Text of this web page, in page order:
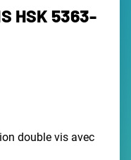
HSK 5363-
double vis avec